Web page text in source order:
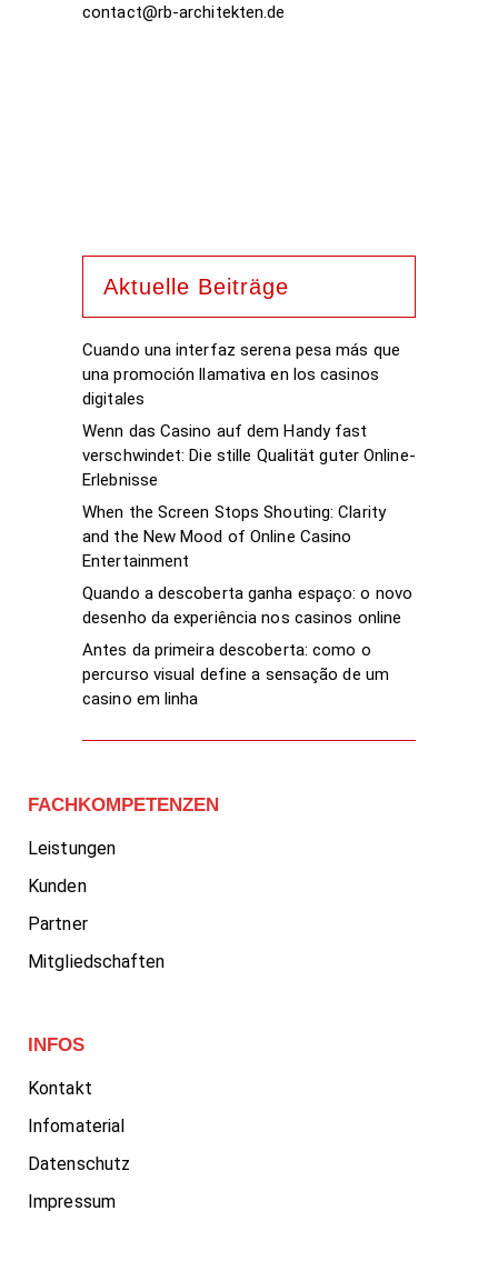
contact@rb-architekten.de
Aktuelle Beiträge
Cuando una interfaz serena pesa más que
una promoción llamativa en los casinos
digitales
Wenn das Casino auf dem Handy fast
verschwindet: Die stille Qualität guter Online-
Erlebnisse
When the Screen Stops Shouting: Clarity
and the New Mood of Online Casino
Entertainment
Quando a descoberta ganha espaço: o novo
desenho da experiência nos casinos online
Antes da primeira descoberta: como o
percurso visual define a sensação de um
casino em linha
FACHKOMPETENZEN
Leistungen
Kunden
Partner
Mitgliedschaften
INFOS
Kontakt
Infomaterial
Datenschutz
Impressum